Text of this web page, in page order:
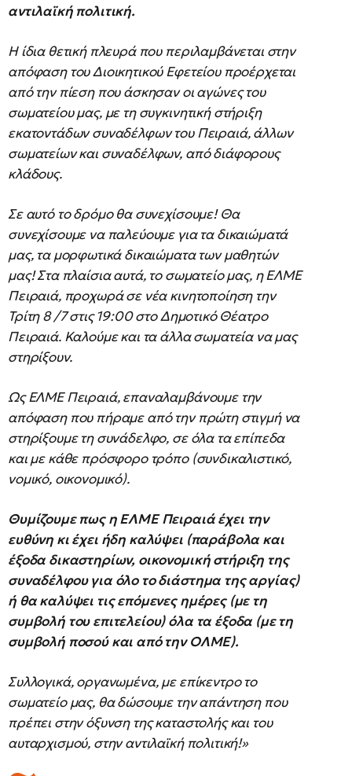
αντιλαϊκή πολιτική.
Η ίδια θετική πλευρά που περιλαμβάνεται στην
απόφαση του Διοικητικού Εφετείου προέρχεται
από την πίεση που άσκησαν οι αγώνες του
σωματείου μας, με τη συγκινητική στήριξη
εκατοντάδων συναδέλφων του Πειραιά, άλλων
σωματείων και συναδέλφων, από διάφορους
κλάδους.
Σε αυτό το δρόμο θα συνεχίσουμε! Θα
συνεχίσουμε να παλεύουμε για τα δικαιώματά
μας, τα μορφωτικά δικαιώματα των μαθητών
μας! Στα πλαίσια αυτά, το σωματείο μας, η ΕΛΜΕ
Πειραιά, προχωρά σε νέα κινητοποίηση την
Τρίτη 8 /7 στις 19:00 στο Δημοτικό Θέατρο
Πειραιά. Καλούμε και τα άλλα σωματεία να μας
στηρίξουν.
Ως ΕΛΜΕ Πειραιά, επαναλαμβάνουμε την
απόφαση που πήραμε από την πρώτη στιγμή να
στηρίξουμε τη συνάδελφο, σε όλα τα επίπεδα
και με κάθε πρόσφορο τρόπο (συνδικαλιστικό,
νομικό, οικονομικό).
Θυμίζουμε πως η ΕΛΜΕ Πειραιά έχει την
ευθύνη κι έχει ήδη καλύψει (παράβολα και
έξοδα δικαστηρίων, οικονομική στήριξη της
συναδέλφου για όλο το διάστημα της αργίας)
ή θα καλύψει τις επόμενες ημέρες (με τη
συμβολή του επιτελείου) όλα τα έξοδα (με τη
συμβολή ποσού και από την ΟΛΜΕ).
Συλλογικά, οργανωμένα, με επίκεντρο το
σωματείο μας, θα δώσουμε την απάντηση που
πρέπει στην όξυνση της καταστολής και του
αυταρχισμού, στην αντιλαϊκή πολιτική!»